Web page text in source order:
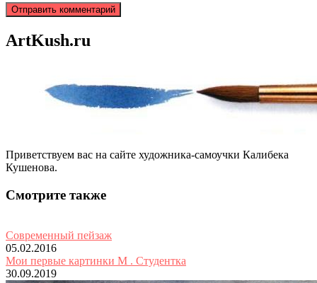
ArtKush.ru
Приветствуем вас на сайте художника-самоучки Калибека
Кушенова.
Смотрите также
Современный пейзаж
05.02.2016
Мои первые картинки М . Студентка
30.09.2019